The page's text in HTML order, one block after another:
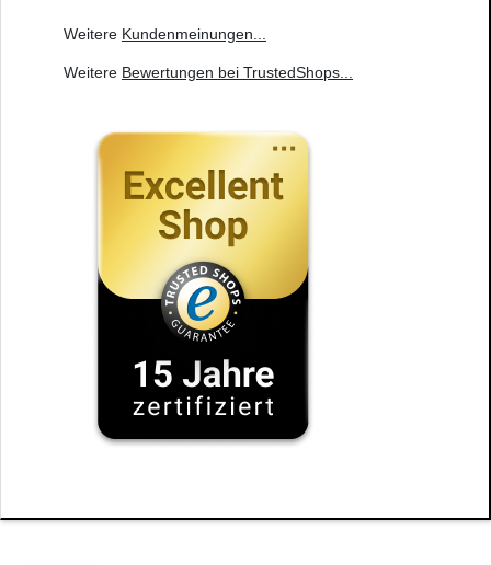
Weitere Kundenmeinungen
Weitere Bewertungen bei TrustedShops